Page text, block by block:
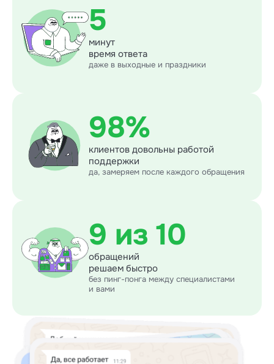
5
минут
время ответа
даже в выходные и праздники
98%
клиентов довольны работой
поддержки
да, замеряем после каждого обращения
9 из 10
обращений
решаем быстро
без пинг-понга между специалистами
и вами